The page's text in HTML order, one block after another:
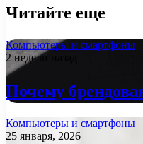
Читайте еще
Компьютеры и смартфоны
2 недели назад
Почему
Компьютеры и смартфоны
25 января, 2026